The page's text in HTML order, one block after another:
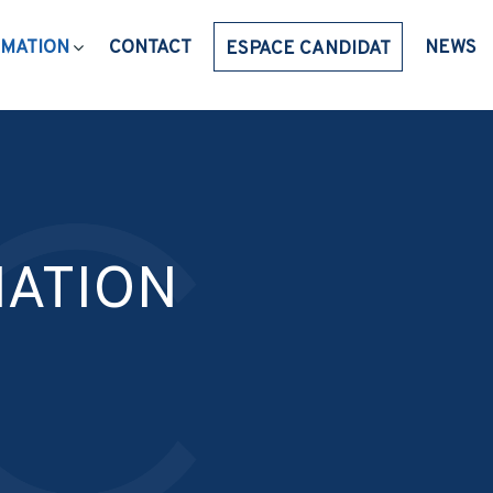
CONTACT ESPACE CANDIDAT NEWS